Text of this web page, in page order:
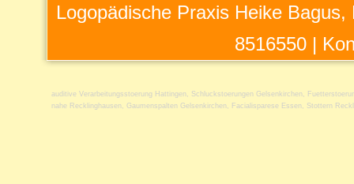
Logopädische Praxis Heike
8516550 |
auditive Verarbeitungsstoerung Hattingen Schluckstoerungen Gelsenkirchen
nahe Recklinghausen
Gaumenspalten Gelsenkirchen Facialisparese Essen Stottern